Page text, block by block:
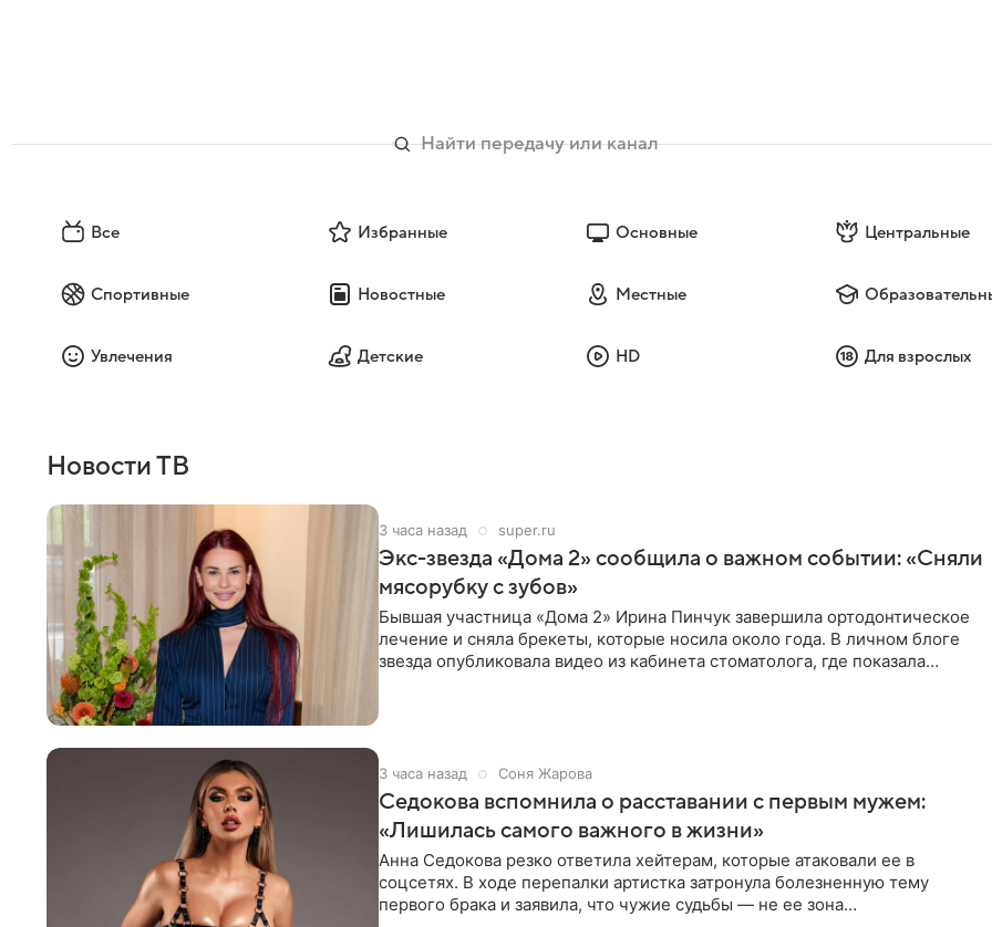
Все Избранные Основные Центральные
Спортивные Новостные Местные
Увлечения Детские HD Для взрослых
Новости ТВ
3 часа назад super.ru
Экс-звезда «Дома 2» сообщила о важном событии: «Сняли
мясорубку с зубов»
Бывшая участница «Дома 2» Ирина Пинчук завершила ортодонтическое
лечение и сняла брекеты, которые носила около года. В личном блоге
звезда опубликовала видео из кабинета стоматолога, где показала
3 часа назад Соня Жарова
Седокова вспомнила о расставании с первым мужем:
«Лишилась самого важного в жизни»
Анна Седокова резко ответила хейтерам, которые атаковали ее в
соцсетях. В ходе перепалки артистка затронула болезненную тему
первого брака и заявила, что чужие судьбы — не ее зона